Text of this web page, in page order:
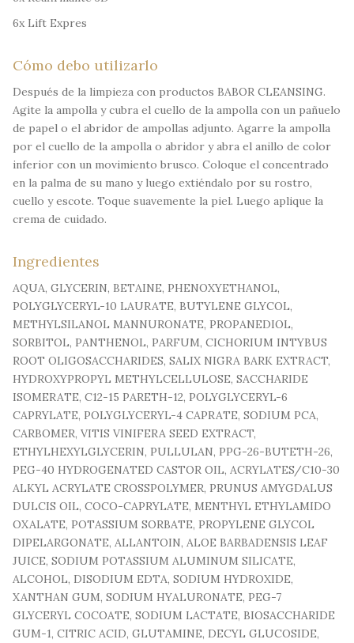
6x Lift Expres
Cómo debo utilizarlo
Después de la limpieza con productos BABOR CLEANSING.
Agite la ampolla y cubra el cuello de la ampolla con un pañuelo
de papel o el abridor de ampollas adjunto. Agarre la ampolla
por el cuello de la ampolla o abridor y abra el anillo de color
inferior con un movimiento brusco. Coloque el concentrado
en la palma de su mano y luego extiéndalo por su rostro,
cuello y escote. Toque suavemente la piel. Luego aplique la
crema de cuidado.
Ingredientes
AQUA, GLYCERIN, BETAINE, PHENOXYETHANOL,
POLYGLYCERYL-10 LAURATE, BUTYLENE GLYCOL,
METHYLSILANOL MANNURONATE, PROPANEDIOL,
SORBITOL, PANTHENOL, PARFUM, CICHORIUM INTYBUS
ROOT OLIGOSACCHARIDES, SALIX NIGRA BARK EXTRACT,
HYDROXYPROPYL METHYLCELLULOSE, SACCHARIDE
ISOMERATE, C12-15 PARETH-12, POLYGLYCERYL-6
CAPRYLATE, POLYGLYCERYL-4 CAPRATE, SODIUM PCA,
CARBOMER, VITIS VINIFERA SEED EXTRACT,
ETHYLHEXYLGLYCERIN, PULLULAN, PPG-26-BUTETH-26,
PEG-40 HYDROGENATED CASTOR OIL, ACRYLATES/C10-30
ALKYL ACRYLATE CROSSPOLYMER, PRUNUS AMYGDALUS
DULCIS OIL, COCO-CAPRYLATE, MENTHYL ETHYLAMIDO
OXALATE, POTASSIUM SORBATE, PROPYLENE GLYCOL
DIPELARGONATE, ALLANTOIN, ALOE BARBADENSIS LEAF
JUICE, SODIUM POTASSIUM ALUMINUM SILICATE,
ALCOHOL, DISODIUM EDTA, SODIUM HYDROXIDE,
XANTHAN GUM, SODIUM HYALURONATE, PEG-7
GLYCERYL COCOATE, SODIUM LACTATE, BIOSACCHARIDE
GUM-1, CITRIC ACID, GLUTAMINE, DECYL GLUCOSIDE,